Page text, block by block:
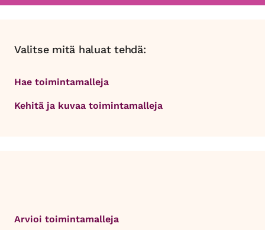
Valitse mitä haluat tehdä:
Hae toimintamalleja
Kehitä ja kuvaa toimintamalleja
Arvioi toimintamalleja